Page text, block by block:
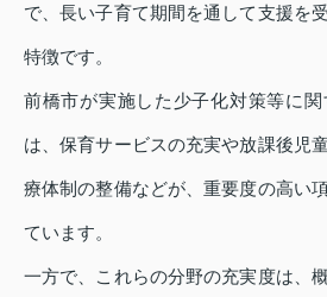
で、長い子育て期間を通して支援を
特徴です。
前橋市が実施した少子化対策等に
は、保育サービスの充実や放課後児
療体制の整備などが、重要度の高い
ています。
一方で、これらの分野の充実度は、